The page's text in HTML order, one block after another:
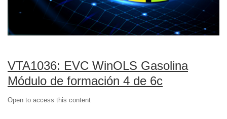
VTA1036: EVC WinOLS Gasolina
Módulo de formación 4 de 6c
Open to access this content